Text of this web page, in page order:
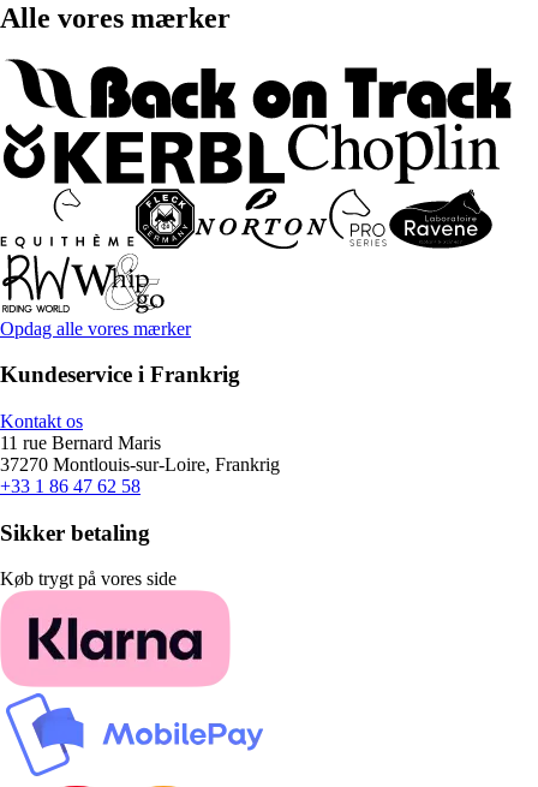
Alle vores mærker
Opdag alle vores mærker
Kundeservice i Frankrig
Kontakt os
11 rue Bernard Maris
37270 Montlouis-sur-Loire, Frankrig
+33 1 86 47 62 58
Sikker betaling
Køb trygt på vores side